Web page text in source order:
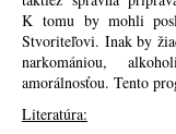
K tomu by mohli
Stvoriteľovi. Inak by
narkomániou,
amorálnosťou. Tento
Literatúra: